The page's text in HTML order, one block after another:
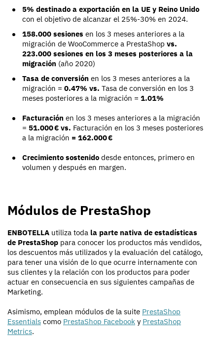
5% destinado a exportación en la UE y Reino Unido
con el objetivo de alcanzar el 25%-30% en 2024.
158.000 sesiones en los 3 meses anteriores a la
migración de WooCommerce a PrestaShop vs.
223.000 sesiones en los 3 meses posteriores a la
migración (año 2020)
Tasa de conversión en los 3 meses anteriores a la
migración = 0.47% vs. Tasa de conversión en los 3
meses posteriores a la migración = 1.01%
Facturación en los 3 meses anteriores a la migración
= 51.000 € vs. Facturación en los 3 meses posteriores
a la migración = 162.000 €
Crecimiento sostenido desde entonces, primero en
volumen y después en margen.
Módulos de PrestaShop
ENBOTELLA utiliza toda la parte nativa de estadísticas
de PrestaShop para conocer los productos más vendidos,
los descuentos más utilizados y la evaluación del catálogo,
para tener una visión de lo que ocurre internamente con
sus clientes y la relación con los productos para poder
actuar en consecuencia en sus siguientes campañas de
Marketing.
Asimismo, emplean módulos de la suite PrestaShop
Essentials como PrestaShop Facebook y PrestaShop
Metrics.